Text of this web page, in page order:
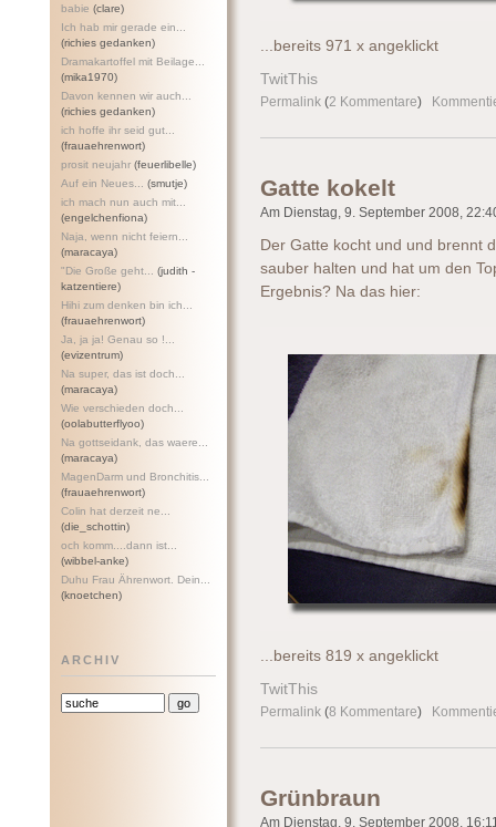
babie (clare)
Ich hab mir gerade ein...
(richies gedanken)
Dramakartoffel mit Beilage...
(mika1970)
Davon kennen wir auch...
(richies gedanken)
ich hoffe ihr seid gut...
(frauaehrenwort)
prosit neujahr (feuerlibelle)
Auf ein Neues...
(smutje)
ich mach nun auch mit...
(engelchenfiona)
Naja, wenn nicht feiern...
(maracaya)
"Die Große geht...
(judith -
katzentiere)
Hihi zum denken bin ich...
(frauaehrenwort)
Ja, ja ja! Genau so !...
(evizentrum)
Na super, das ist doch...
(maracaya)
Wie verschieden doch...
(oolabutterflyoo)
Na gottseidank, das waere...
(maracaya)
MagenDarm und Bronchitis...
(frauaehrenwort)
Colin hat derzeit ne...
(die_schottin)
och komm....dann ist...
(wibbel-anke)
Duhu Frau Ährenwort. Dein...
(knoetchen)
ARCHIV
...bereits 971 x angeklickt
TwitThis
Permalink (2 Kommentare)
Gatte kokelt
Am Dienstag, 9. September 2008,
Der Gatte kocht und und brennt
sauber halten und hat um den
Ergebnis? Na das hier:
...bereits 819 x angeklickt
TwitThis
Permalink (8 Kommentare)
Grünbraun
Am Dienstag, 9. September 2008,